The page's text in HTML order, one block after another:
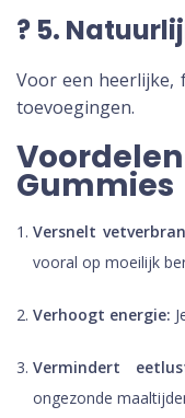
? 5.
Voor een heerlijke,
toevoegingen.
Gummies
Versnelt
vooral op moeilijk
Verhoogt energie:
Vermindert
ongezonde